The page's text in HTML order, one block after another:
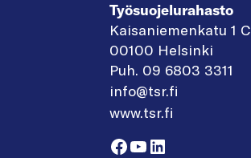
Työsuojelurahasto
Kaisaniemenkatu 1 C
00100 Helsinki
Puh. 09 6803 3311
info@tsr.fi
www.tsr.fi
Facebook
YouTube
LinkedIn